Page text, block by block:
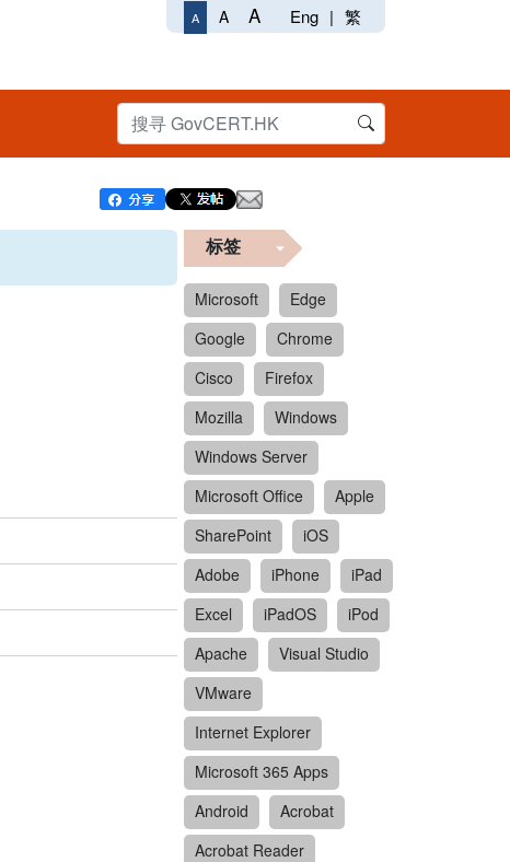
A A A Eng | 繁
标签
Microsoft
Edge
Google
Chrome
Cisco
Firefox
Mozilla
Windows
Windows Server
Microsoft Office
Apple
SharePoint
iOS
Adobe
iPhone
iPad
Excel
iPadOS
iPod
Apache
Visual Studio
VMware
Internet Explorer
Microsoft 365 Apps
Android
Acrobat
Acrobat Reader